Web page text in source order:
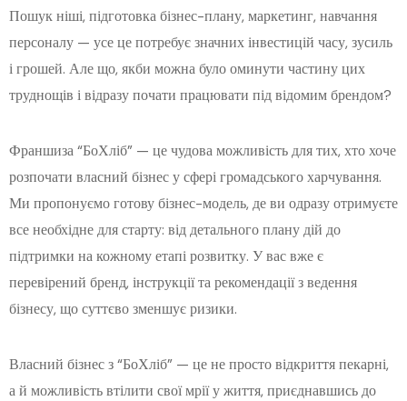
Пошук ніші, підготовка бізнес-плану, маркетинг, навчання
персоналу — усе це потребує значних інвестицій часу, зусиль
і грошей. Але що, якби можна було оминути частину цих
труднощів і відразу почати працювати під відомим брендом?
Франшиза “БоХліб” — це чудова можливість для тих, хто хоче
розпочати власний бізнес у сфері громадського харчування.
Ми пропонуємо готову бізнес-модель, де ви одразу отримуєте
все необхідне для старту: від детального плану дій до
підтримки на кожному етапі розвитку. У вас вже є
перевірений бренд, інструкції та рекомендації з ведення
бізнесу, що суттєво зменшує ризики.
Власний бізнес з “БоХліб” — це не просто відкриття пекарні,
а й можливість втілити свої мрії у життя, приєднавшись до